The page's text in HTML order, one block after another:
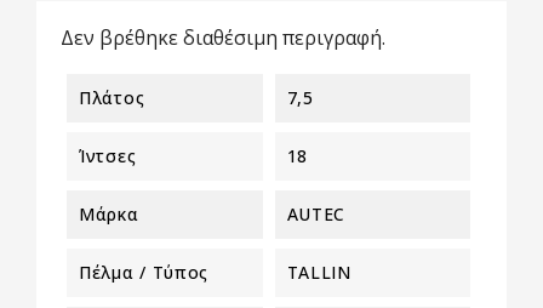
Δεν βρέθηκε διαθέσιμη περιγραφή.
Πλάτος 7,5
Ίντσες 18
Μάρκα AUTEC
Πέλμα / Τύπος TALLIN